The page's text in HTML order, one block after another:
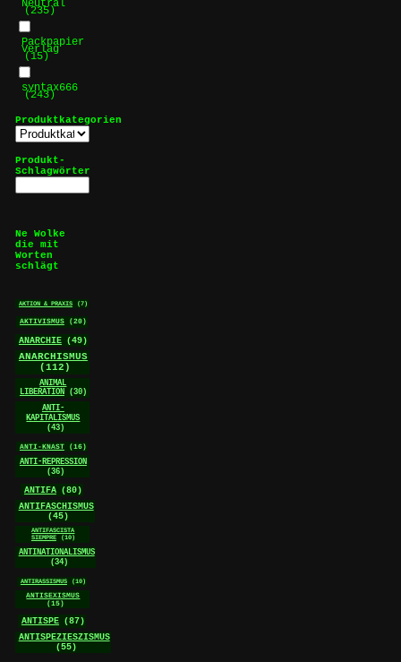
Neutral
(235)
Packpapier
Verlag
(15)
syntax666
(243)
Produktkategorien
Produkt-
Schlagwörter
Ne Wolke
die mit
Worten
schlägt
AKTION & PRAXIS (7)
AKTIVISMUS (20)
ANARCHIE (49)
ANARCHISMUS
(112)
ANIMAL
LIBERATION
(30)
ANTI-
KAPITALISMUS
(43)
ANTI-KNAST (16)
ANTI-REPRESSION
(36)
ANTIFA (80)
ANTIFASCHISMUS
(45)
ANTIFASCISTA
SIEMPRE
(10)
ANTINATIONALISMUS
(34)
ANTIRASSISMUS (10)
ANTISEXISMUS
(15)
ANTISPE (87)
ANTISPEZIESZISMUS
(55)